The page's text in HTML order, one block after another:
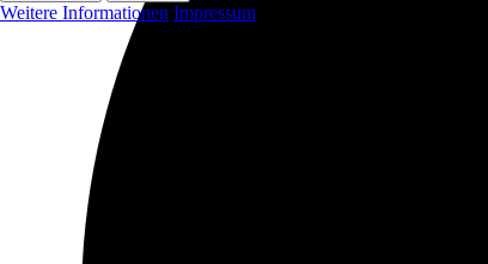
Weitere Informationen Impressum